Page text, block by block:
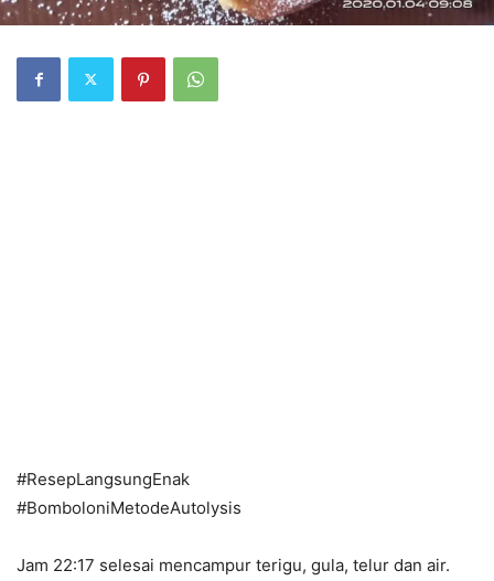
#ResepLangsungEnak
#BomboloniMetodeAutolysis
Jam 22:17 selesai mencampur terigu, gula, telur dan air.